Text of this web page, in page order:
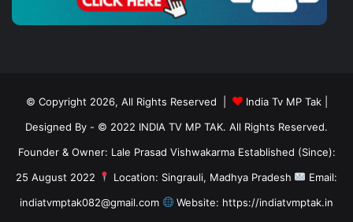
© Copyright 2026, All Rights Reserved | India Tv MP Tak|
Designed By - © 2022 INDIA TV MP TAK. All Rights Reserved.
Founder & Owner: Lale Prasad Vishwakarma Established (Since):
25 August 2022
Location: Singrauli, Madhya Pradesh
Email:
indiatvmptak082@gmail.com
Website: https://indiatvmptak.in